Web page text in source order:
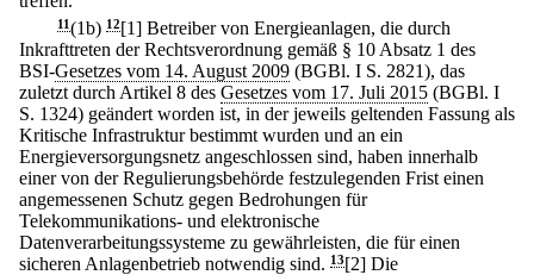
11 (1b) 12[1] Betreiber von Energieanlagen, die durch
Inkrafttreten der Rechtsverordnung gemäß § 10 Absatz 1 des
BSI-Gesetzes vom 14. August 2009 (BGBl. I S. 2821), das
zuletzt durch Artikel 8 des Gesetzes vom 17. Juli 2015 (BGBl. I
S. 1324) geändert worden ist, in der jeweils geltenden Fassung als
Kritische Infrastruktur bestimmt wurden und an ein
Energieversorgungsnetz angeschlossen sind, haben innerhalb
einer von der Regulierungsbehörde festzulegenden Frist einen
angemessenen Schutz gegen Bedrohungen für
Telekommunikations- und elektronische
Datenverarbeitungssysteme zu gewährleisten, die für einen
sicheren Anlagenbetrieb notwendig sind. 13[2] Die